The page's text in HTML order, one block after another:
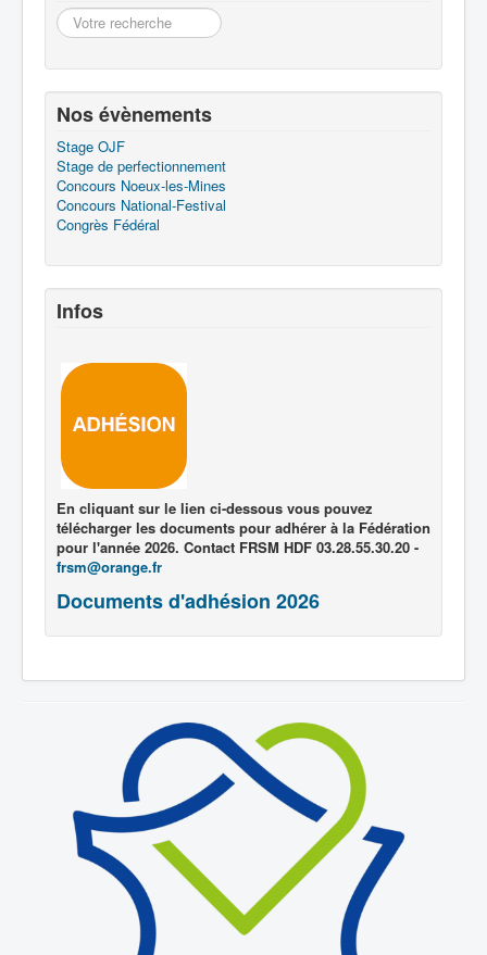
Recherche
Nos évènements
Stage OJF
Stage de perfectionnement
Concours Noeux-les-Mines
Concours National-Festival
Congrès Fédéral
Infos
En cliquant sur le lien ci-dessous vous pouvez
télécharger les documents pour adhérer à la Fédération
pour l'année 2026. Contact FRSM HDF 03.28.55.30.20 -
frsm@orange.fr
Documents d'adhésion 2026